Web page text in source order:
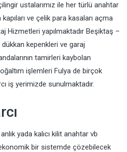
ustalarımız ile her türlü anahtar
kapıları ve çelik para kasaları açma
Hizmetleri yapılmaktadır Beşiktaş –
kepenkleri ve garaj
tamirleri kaybolan
işlemleri Fulya de birçok
iş yerimizde sunulmaktadır.
yada kalıcı kilit anahtar vb
bir sistemde çözebilecek